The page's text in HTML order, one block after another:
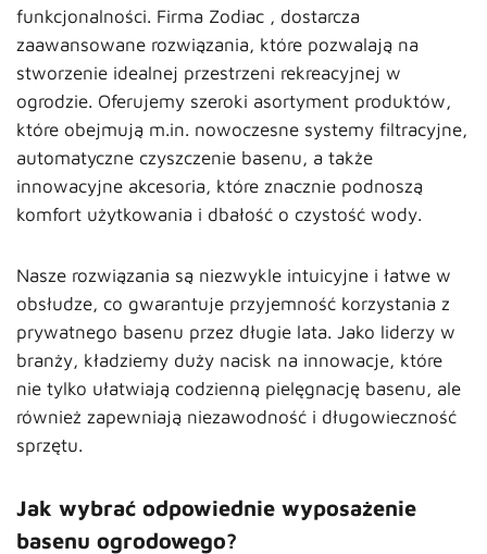
funkcjonalności. Firma Zodiac , dostarcza
zaawansowane rozwiązania, które pozwalają na
stworzenie idealnej przestrzeni rekreacyjnej w
ogrodzie. Oferujemy szeroki asortyment produktów,
które obejmują m.in. nowoczesne systemy filtracyjne,
automatyczne czyszczenie basenu, a także
innowacyjne akcesoria, które znacznie podnoszą
komfort użytkowania i dbałość o czystość wody.
Nasze rozwiązania są niezwykle intuicyjne i łatwe w
obsłudze, co gwarantuje przyjemność korzystania z
prywatnego basenu przez długie lata. Jako liderzy w
branży, kładziemy duży nacisk na innowacje, które
nie tylko ułatwiają codzienną pielęgnację basenu, ale
również zapewniają niezawodność i długowieczność
sprzętu.
Jak wybrać odpowiednie wyposażenie
basenu ogrodowego?